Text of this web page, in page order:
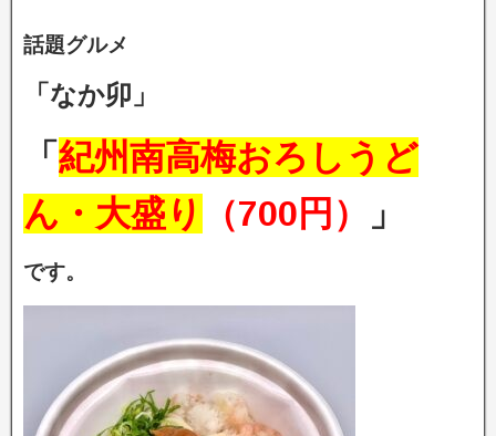
話題グルメ
「なか卯」
「 紀州南高梅おろしうど
ん・大盛り
（700円） 」
です。